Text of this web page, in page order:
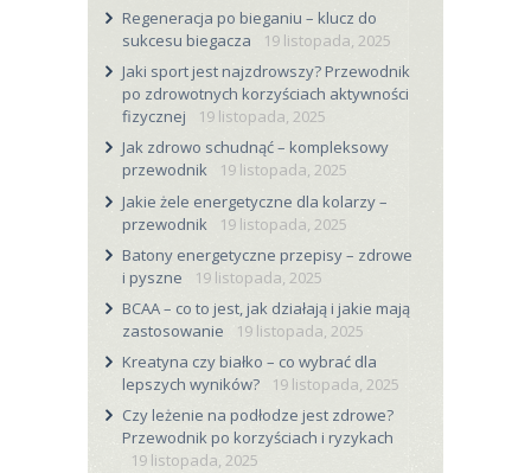
Regeneracja po bieganiu – klucz do
sukcesu biegacza
19 listopada, 2025
Jaki sport jest najzdrowszy? Przewodnik
po zdrowotnych korzyściach aktywności
fizycznej
19 listopada, 2025
Jak zdrowo schudnąć – kompleksowy
przewodnik
19 listopada, 2025
Jakie żele energetyczne dla kolarzy –
przewodnik
19 listopada, 2025
Batony energetyczne przepisy – zdrowe
i pyszne
19 listopada, 2025
BCAA – co to jest, jak działają i jakie mają
zastosowanie
19 listopada, 2025
Kreatyna czy białko – co wybrać dla
lepszych wyników?
19 listopada, 2025
Czy leżenie na podłodze jest zdrowe?
Przewodnik po korzyściach i ryzykach
19 listopada, 2025